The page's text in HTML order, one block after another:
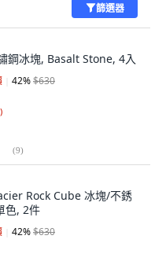
篩選器
鋼冰塊, Basalt Stone, 4入
42%$630
)
(9)
Rock Cube 冰塊/不銹
色, 2件
42%$630